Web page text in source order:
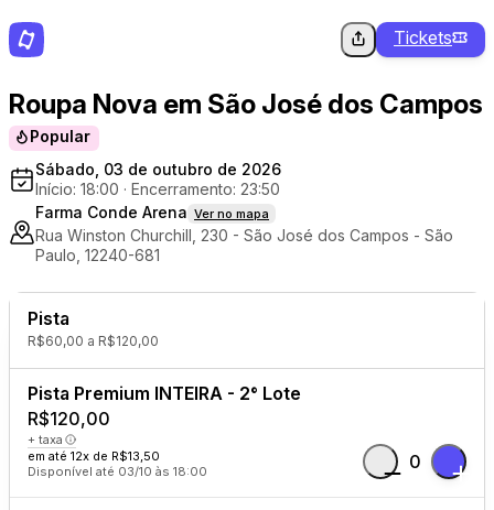
Tickets
Roupa Nova em São José dos Campos
Popular
Sábado, 03 de outubro de 2026
Início: 18:00 · Encerramento: 23:50
Farma Conde Arena Ver no mapa
Rua Winston Churchill, 230 - São José dos Campos - São
Paulo, 12240-681
Pista
R$60,00 a R$120,00
Pista Premium INTEIRA - 2° Lote
R$120,00
+ taxa
em até 12x de R$13,50
Disponível até 03/10 às 18:00
0